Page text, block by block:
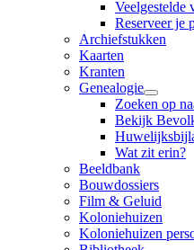
Veelgestelde
Reserveer je
Archiefstukken
Kaarten
Kranten
Genealogie
Zoeken op
Bekijk
Wat zit erin?
Beeldbank
Bouwdossiers
Film & Geluid
Koloniehuizen
Koloniehuizen